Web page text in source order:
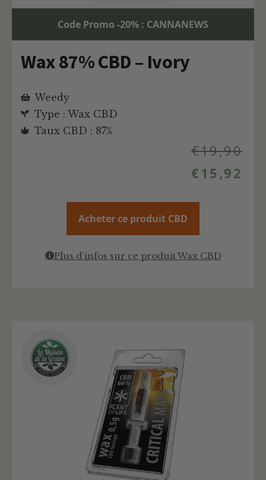
Code Promo -20% : CANNANEWS
Wax 87% CBD – Ivory
Weedy
Type : Wax CBD
Taux CBD : 87%
€19,90
€ 15,92
Acheter ce produit CBD
Plus d'infos sur ce produit Wax CBD